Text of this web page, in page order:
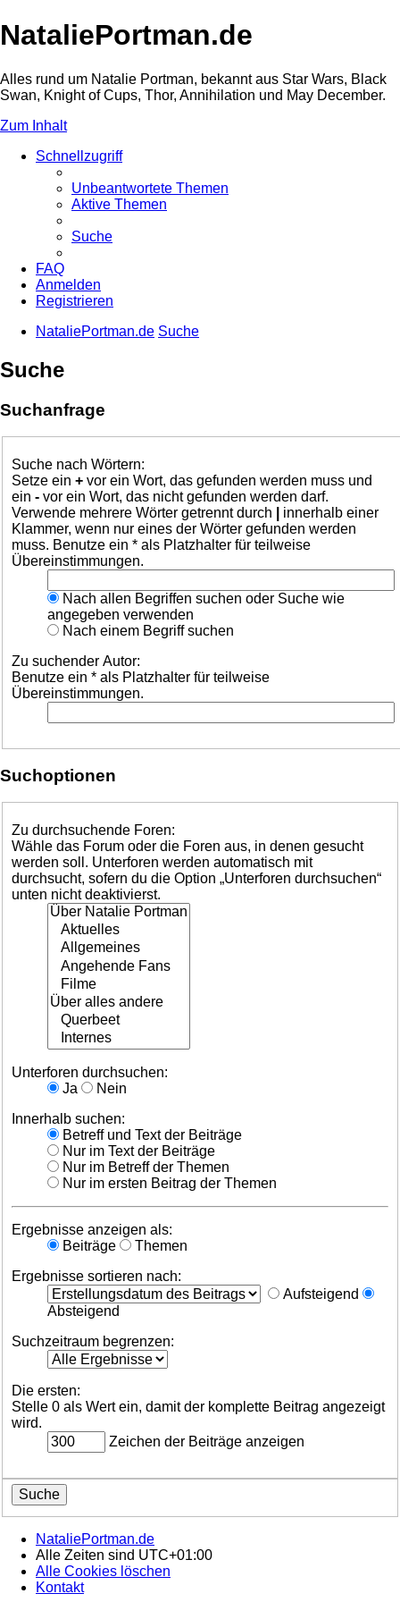
NataliePortman.de
Alles rund um Natalie Portman, bekannt aus Star Wars, Black
Swan, Knight of Cups, Thor, Annihilation und May December.
Zum Inhalt
Schnellzugriff
Unbeantwortete Themen
Aktive Themen
Suche
FAQ
Anmelden
Registrieren
NataliePortman.de Suche
Suche
Suchanfrage
Suche nach Wörtern:
Setze ein + vor ein Wort, das gefunden werden muss und
ein - vor ein Wort, das nicht gefunden werden darf.
Verwende mehrere Wörter getrennt durch
innerhalb einer
Klammer, wenn nur eines der Wörter gefunden werden
muss. Benutze ein * als Platzhalter für teilweise
Übereinstimmungen.
Nach allen Begriffen suchen oder Suche wie
angegeben verwenden
Nach einem Begriff suchen
Zu suchender Autor:
Benutze ein * als Platzhalter für teilweise
Übereinstimmungen.
Suchoptionen
Zu durchsuchende Foren:
Wähle das Forum oder die Foren aus, in denen gesucht
werden soll. Unterforen werden automatisch mit
durchsucht, sofern du die Option „Unterforen durchsuchen“
unten nicht deaktivierst.
Unterforen durchsuchen:
Ja
Nein
Innerhalb suchen:
Betreff und Text der Beiträge
Nur im Text der Beiträge
Nur im Betreff der Themen
Nur im ersten Beitrag der Themen
Ergebnisse anzeigen als:
Beiträge
Themen
Ergebnisse sortieren nach:
Aufsteigend
Absteigend
Suchzeitraum begrenzen:
Die ersten:
Stelle 0 als Wert ein, damit der komplette Beitrag angezeigt
wird.
Zeichen der Beiträge anzeigen
NataliePortman.de
Alle Zeiten sind UTC+01:00
Alle Cookies löschen
Kontakt